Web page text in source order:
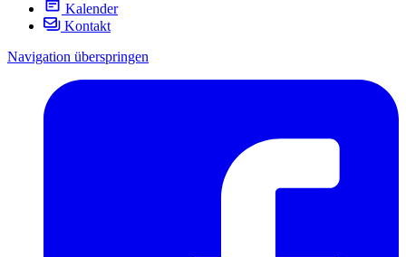
Kalender
Kontakt
Navigation überspringen